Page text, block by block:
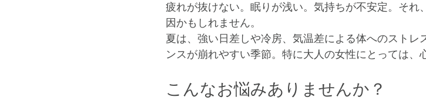
疲れが抜けない。眠りが浅い。気持ちが不安定。それ
因かもしれません。
夏は、強い日差しや冷房、気温差による体へのストレ
ンスが崩れやすい季節。特に大人の女性にとっては、
こんなお悩みありませんか？